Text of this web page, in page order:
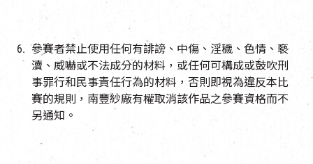
參賽者禁止使用任何有誹謗、中傷、淫穢、色情、褻
瀆、威嚇或不法成分的材料，或任何可構成或鼓吹刑
事罪行和民事責任行為的材料，否則即視為違反本比
賽的規則，南豐紗廠有權取消該作品之參賽資格而不
另通知。